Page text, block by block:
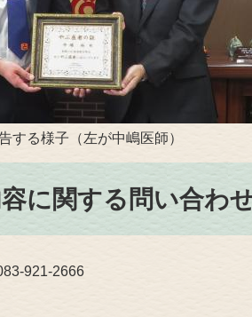
する様子（左が中嶋医師）
に関する問い合わ
921-2666